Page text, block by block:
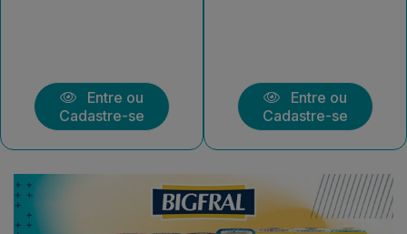
Entre ou
Cadastre-se
Entre ou
Cadastre-se